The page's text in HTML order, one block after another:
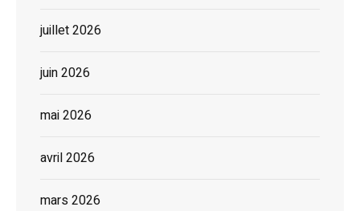
juillet 2026
juin 2026
mai 2026
avril 2026
mars 2026